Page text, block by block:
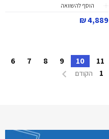
הוסף להשוואה
4,889 ₪
11
10
9
8
7
6
1 הקודם